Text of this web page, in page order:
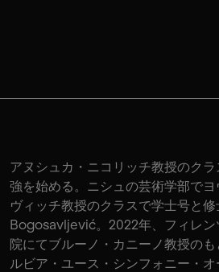
アヌシュカ・ニコリッチ教授のク
強を始める。ニシュの芸術学部で
ヴィッチ教授のクラスで学士号と
Bogosavljević。2022年、フィレン
院にてブルーノ・カニーノ教授の
ルビア・ユース・シンフォニー・